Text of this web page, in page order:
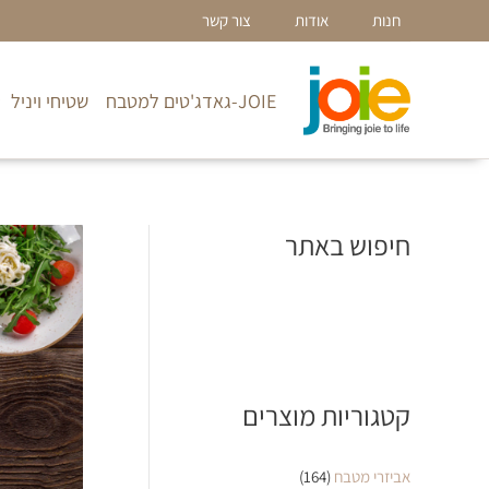
לתוכן
חנות אודות צור קשר
JOIE-גאדג'טים למטבח שטיחי ויניל
חיפוש באתר
קטגוריות מוצרים
אביזרי מטבח (164)